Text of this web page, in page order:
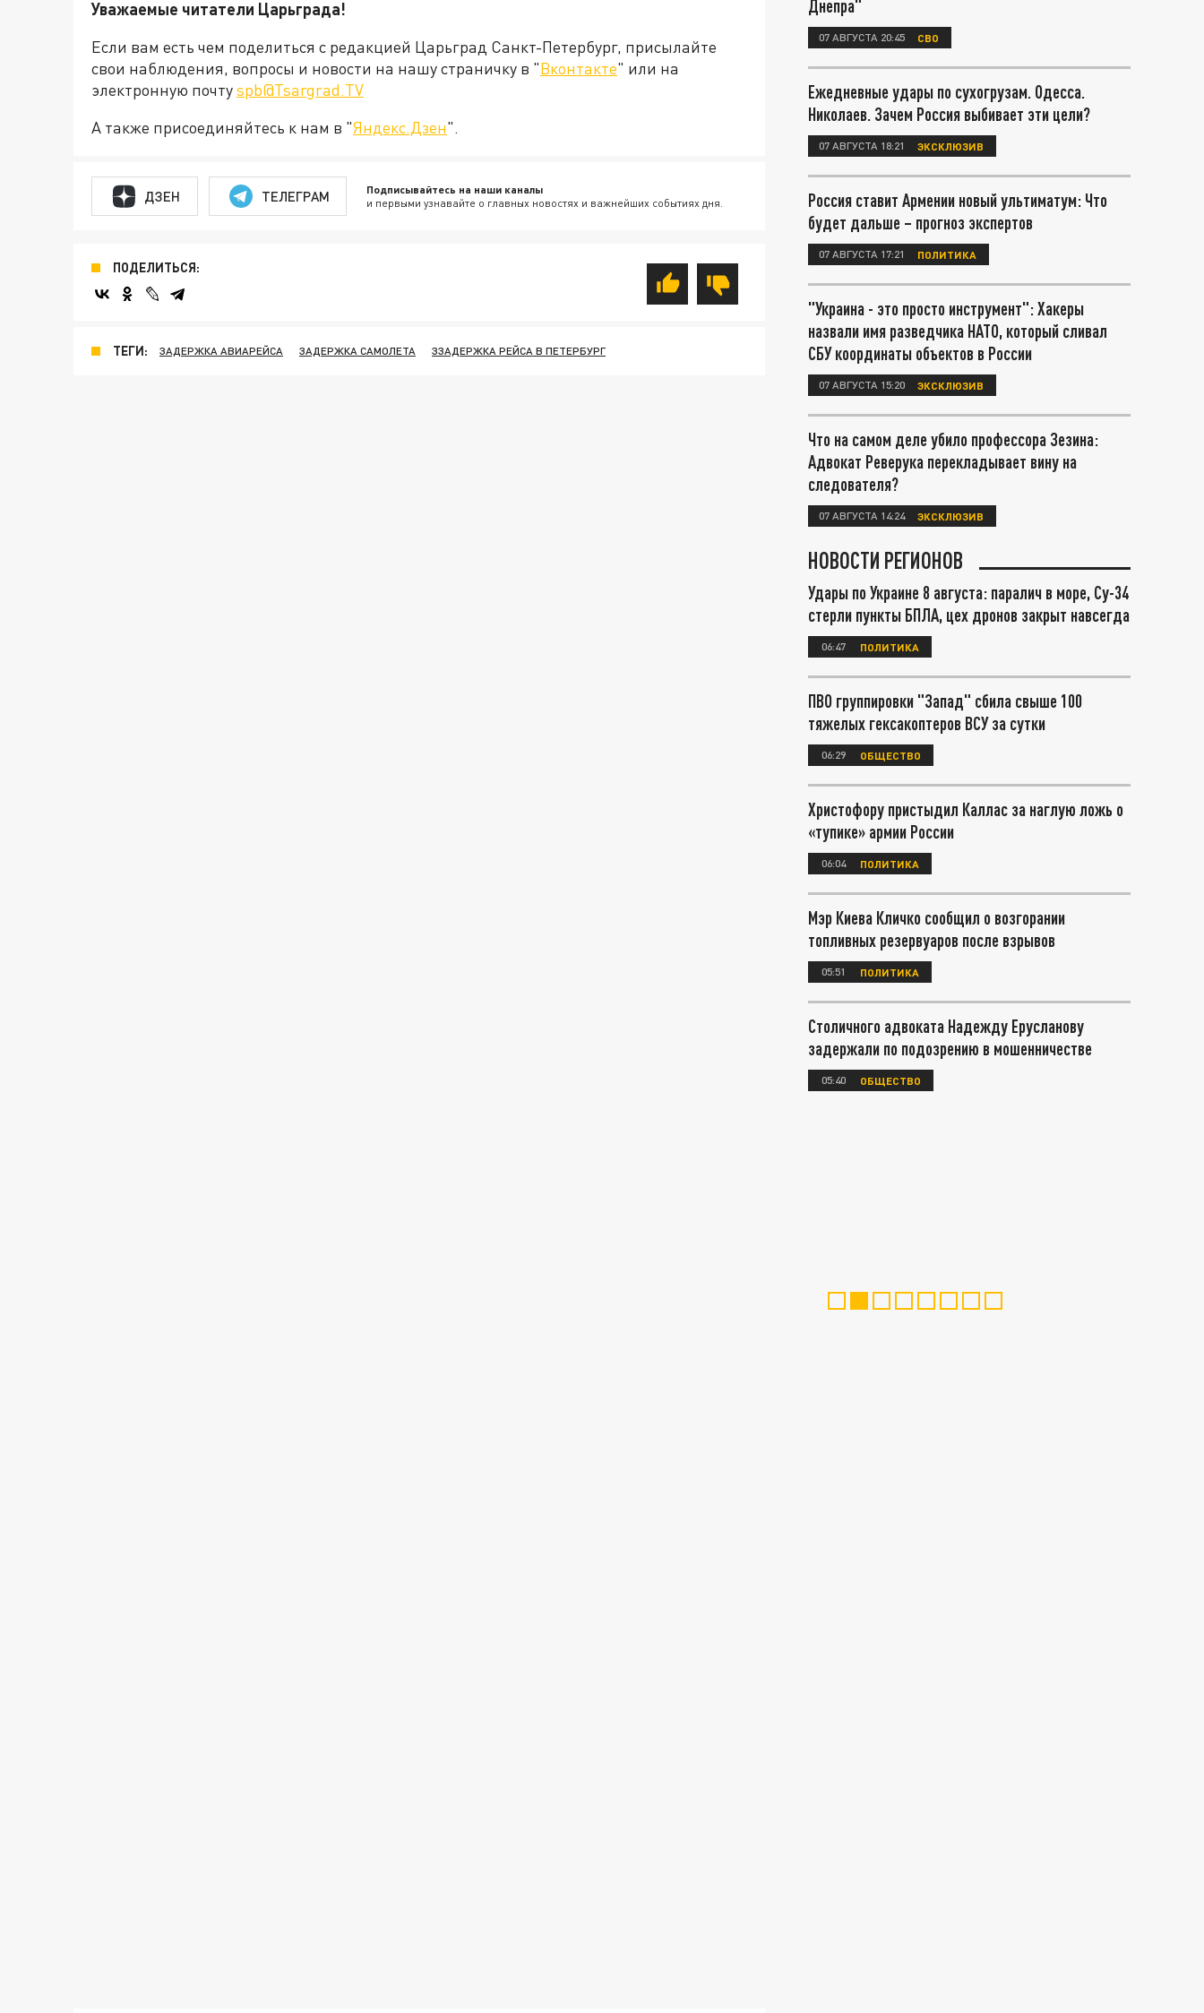
Уважаемые читатели Царьграда!
Если вам есть чем поделиться с редакцией Царьград Санкт-Петербург, присылайте
свои наблюдения, вопросы и новости на нашу страничку в "Вконтакте" или на
электронную почтуspb@Tsargrad.TV
А также присоединяйтесь к нам в "Яндекс.Дзен".
ДЗЕН ТЕЛЕГРАМ Подписывайтесь на наши каналы
и первыми узнавайте о главных новостях и важнейших событиях дня.
ПОДЕЛИТЬСЯ:
ТЕГИ: ЗАДЕРЖКА АВИАРЕЙСА ЗАДЕРЖКА САМОЛЕТА ЗЗАДЕРЖКА РЕЙСА В ПЕТЕРБУРГ
Днепра"
07 АВГУСТА 20:45 СВО
Ежедневные удары по сухогрузам. Одесса.
Николаев. Зачем Россия выбивает эти цели?
07 АВГУСТА 18:21 ЭКСКЛЮЗИВ
Россия ставит Армении новый ультиматум: Что
будет дальше – прогноз экспертов
07 АВГУСТА 17:21 ПОЛИТИКА
"Украина - это просто инструмент": Хакеры
назвали имя разведчика НАТО, который сливал
СБУ координаты объектов в России
07 АВГУСТА 15:20 ЭКСКЛЮЗИВ
Что на самом деле убило профессора Зезина:
Адвокат Реверука перекладывает вину на
следователя?
07 АВГУСТА 14:24 ЭКСКЛЮЗИВ
НОВОСТИ РЕГИОНОВ
Удары по Украине 8 августа: паралич в море, Су-34
стерли пункты БПЛА, цех дронов закрыт навсегда
06:47 ПОЛИТИКА
ПВО группировки "Запад" сбила свыше 100
тяжелых гексакоптеров ВСУ за сутки
06:29 ОБЩЕСТВО
Христофору пристыдил Каллас за наглую ложь о
«тупике» армии России
06:04 ПОЛИТИКА
Мэр Киева Кличко сообщил о возгорании
топливных резервуаров после взрывов
05:51 ПОЛИТИКА
Столичного адвоката Надежду Ерусланову
задержали по подозрению в мошенничестве
05:40 ОБЩЕСТВО